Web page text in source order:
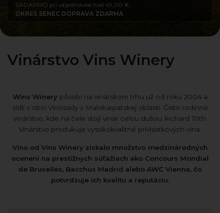
ZADARMO pri objednávke nad 49,00 €
OKRES SENEC DOPRAVA ZDARMA
Vinárstvo Vins Winery
Wins Winerypôsobí na vinárskom trhu už od roku 2004 a
sídli v obci Vinosady v Malokarpatskej oblasti. Čisto rodinné
vinárstvo, kde na čele stojí vinár celou dušou Richard Tóth.
Vinárstvo produkuje vysokokvalitné prívlastkových vína.
Víno od Vins Winery získalo množstvo medzinárodných
ocenení na prestížnych súťažiach ako Concours Mondial
de Bruxelles, Bacchus Madrid alebo AWC Vienna, čo
potvrdzuje ich kvalitu a reputáciu.